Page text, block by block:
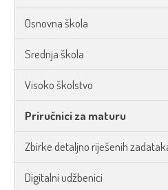
Osnovna škola
Srednja škola
Visoko školstvo
Priručnici za maturu
Zbirke detaljno riješenih
Digitalni udžbenici